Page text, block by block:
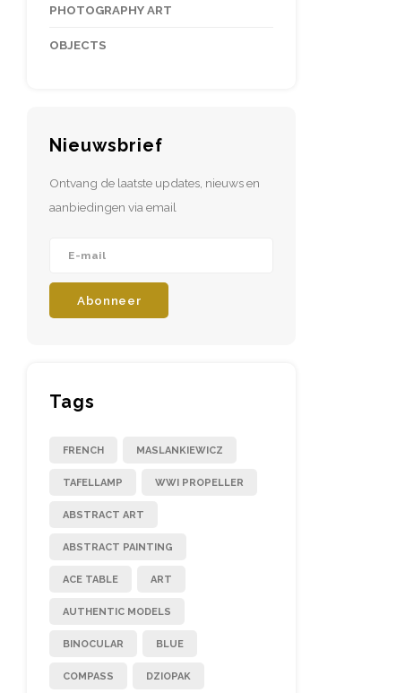
PHOTOGRAPHY ART
OBJECTS
Nieuwsbrief
Ontvang de laatste updates, nieuws en
aanbiedingen via email
Abonneer
Tags
FRENCH MASLANKIEWICZ
TAFELLAMP WWI PROPELLER
ABSTRACT ART
ABSTRACT PAINTING
ACE TABLE ART
AUTHENTIC MODELS
BINOCULAR BLUE
COMPASS DZIOPAK